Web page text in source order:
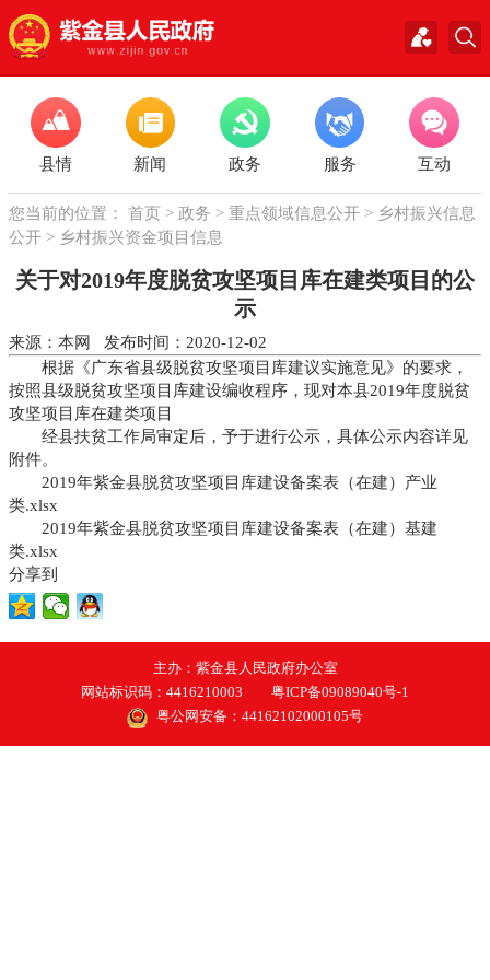
县情 新闻 政务 服务 互动
您当前的位置： 首页 > 政务 > 重点领域信息公开> 乡村振兴信息
公开> 乡村振兴资金项目信息
关于对2019年度脱贫攻坚项目库在建类项目的公
示
来源：本网 发布时间：2020-12-02
根据《广东省县级脱贫攻坚项目库建议实施意见》的要求，
按照县级脱贫攻坚项目库建设编收程序，现对本县2019年度脱贫
攻坚项目库在建类项目
经县扶贫工作局审定后，予于进行公示，具体公示内容详见
附件。
2019年紫金县脱贫攻坚项目库建设备案表（在建）产业
类.xlsx
2019年紫金县脱贫攻坚项目库建设备案表（在建）基建
类.xlsx
分享到
主办：紫金县人民政府办公室
网站标识码：4416210003
粤ICP备09089040号-1
粤公网安备：44162102000105号